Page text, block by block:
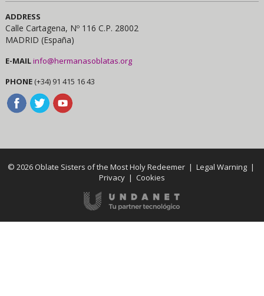
ADDRESS
Calle Cartagena, Nº 116 C.P. 28002
MADRID (España)
E-MAILinfo@hermanasoblatas.org
PHONE (+34) 91 415 16 43
© 2026 Oblate Sisters of the Most Holy Redeemer | Legal Warning|
Privacy| Cookies